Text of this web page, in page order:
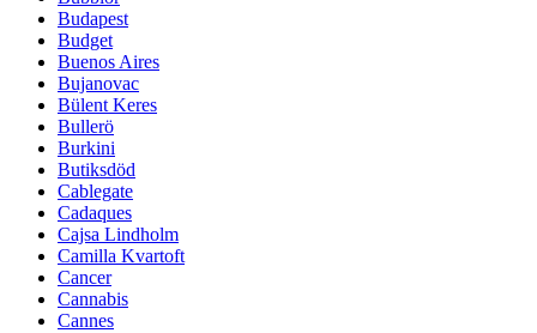
Budapest
Budget
Buenos Aires
Bujanovac
Bülent Keres
Bullerö
Burkini
Butiksdöd
Cablegate
Cadaques
Cajsa Lindholm
Camilla Kvartoft
Cancer
Cannabis
Cannes